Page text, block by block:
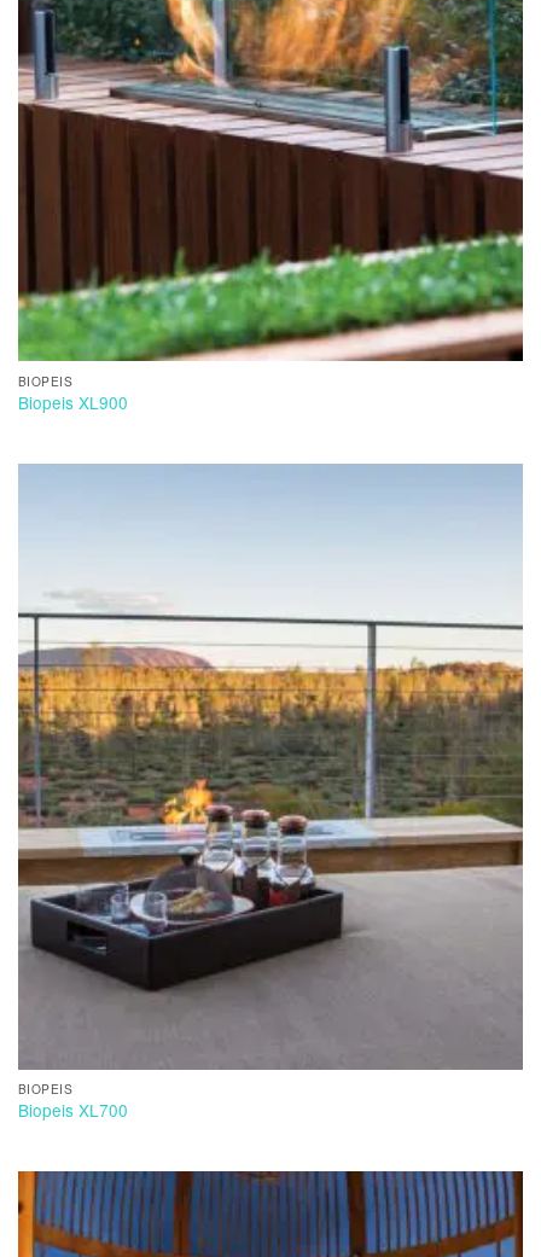
BIOPEIS
Biopeis XL900
BIOPEIS
Biopeis XL700